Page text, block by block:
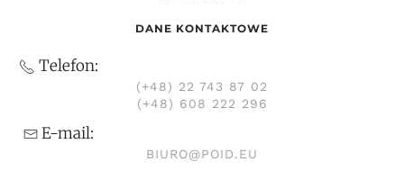
DANE KONTAKTOWE
Telefon:
(+48) 22 743 87 02
(+48) 608 222 296
E-mail:
BIURO@POID.EU